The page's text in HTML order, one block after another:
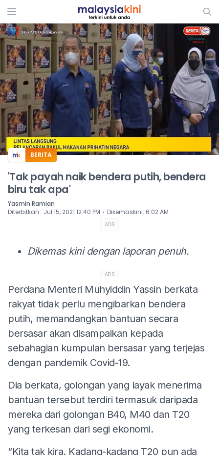
ADS
BERITA
'Tak payah naik bendera putih, bendera
biru tak apa'
Yasmin Ramlan
Diterbitkan: Jul 15, 2021 12:40 PM ⋅ Dikemaskini: 6:02 AM
ADS
Dikemas kini dengan laporan penuh.
ADS
Perdana Menteri Muhyiddin Yassin berkata
rakyat tidak perlu mengibarkan bendera
putih, memandangkan bantuan secara
bersasar akan disampaikan kepada
sebahagian kumpulan bersasar yang terjejas
dengan pandemik Covid-19.
Dia berkata, golongan yang layak menerima
bantuan tersebut terdiri termasuk daripada
mereka dari golongan B40, M40 dan T20
yang terkesan dari segi ekonomi.
“Kita tak kira. Kadang-kadang T20 pun ada